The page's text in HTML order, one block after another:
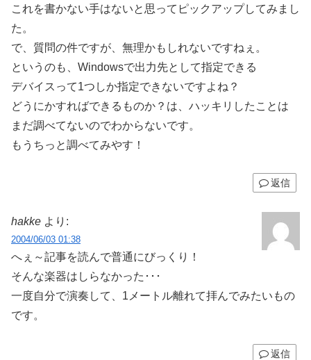
これを書かない手はないと思ってピックアップしてみまし
た。
で、質問の件ですが、無理かもしれないですねぇ。
というのも、Windowsで出力先として指定できる
デバイスって1つしか指定できないですよね？
どうにかすればできるものか？は、ハッキリしたことは
まだ調べてないのでわからないです。
もうちっと調べてみやす！
返信
hakke より:
2004/06/03 01:38
へぇ～記事を読んで普通にびっくり！
そんな楽器はしらなかった･･･
一度自分で演奏して、1メートル離れて拝んでみたいもの
です。
返信